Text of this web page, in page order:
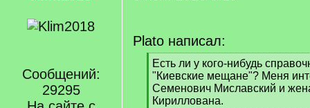
Сообщений:
29295
Plato написал:
[
q
]
Есть ли у кого-нибудь
"Киевские мещане"? Меня
Семенович Миславский и
Кириллована.